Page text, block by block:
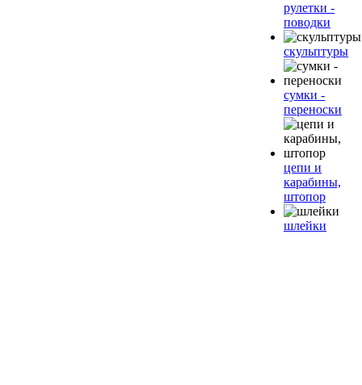
рулетки -
поводки
скульптуры
сумки -
переноски
цепи и
карабины,
штопор
шлейки